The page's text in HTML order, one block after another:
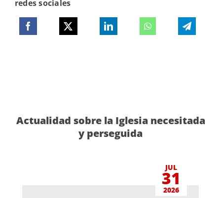
redes sociales
Actualidad sobre la Iglesia necesitada
y perseguida
JUL
31
2026